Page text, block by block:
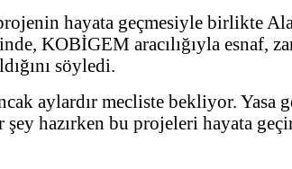
hayata geçmesiyle birlikte
KOBİGEM aracılığıyla esnaf,
söyledi.
aylardır mecliste bekliyor.
hazırken bu projeleri hayata